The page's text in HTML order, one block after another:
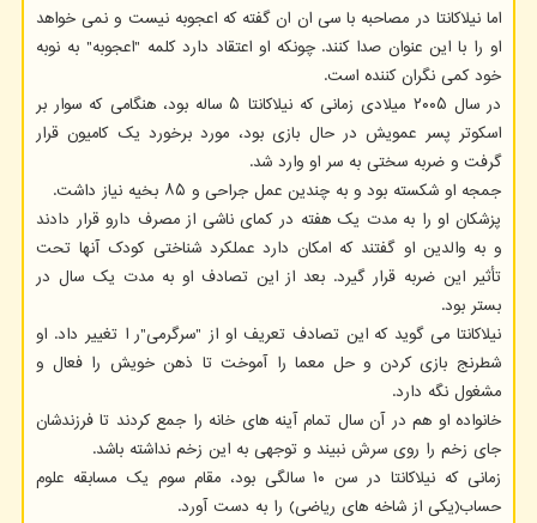
اما نیلاکانتا در مصاحبه با سی ان ان گفته که اعجوبه نیست و نمی خواهد
او را با این عنوان صدا کنند. چونکه او اعتقاد دارد کلمه "اعجوبه" به نوبه
خود کمی نگران کننده است.
در سال ۲۰۰۵ میلادی زمانی که نیلاکانتا ۵ ساله بود، هنگامی که سوار بر
اسکوتر پسر عمویش در حال بازی بود، مورد برخورد یک کامیون قرار
گرفت و ضربه سختی به سر او وارد شد.
جمجه او شکسته بود و به چندین عمل جراحی و ۸۵ بخیه نیاز داشت.
پزشکان او را به مدت یک هفته در کمای ناشی از مصرف دارو قرار دادند
و به والدین او گفتند که امکان دارد عملکرد شناختی کودک آنها تحت
تأثیر این ضربه قرار گیرد. بعد از این تصادف او به مدت یک سال در
بستر بود.
نیلاکانتا می گوید که این تصادف تعریف او از "سرگرمی"ر ا تغییر داد. او
شطرنج بازی کردن و حل معما را آموخت تا ذهن خویش را فعال و
مشغول نگه دارد.
خانواده او هم در آن سال تمام آینه های خانه را جمع کردند تا فرزندشان
جای زخم را روی سرش نبیند و توجهی به این زخم نداشته باشد.
زمانی که نیلاکانتا در سن ۱۰ سالگی بود، مقام سوم یک مسابقه علوم
حساب(یکی از شاخه های ریاضی) را به دست آورد.